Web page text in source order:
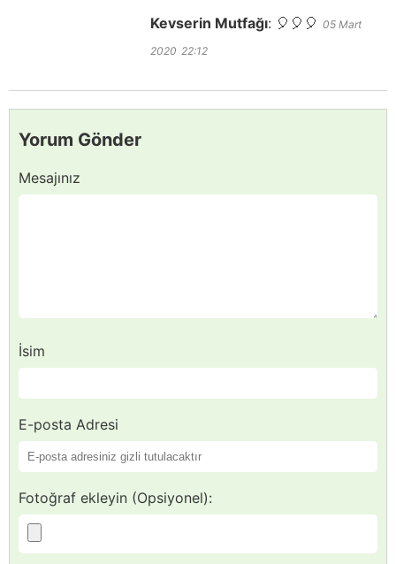
Kevserin Mutfağı: 🎈🎈🎈 05 Mart
2020 22:12
Yorum Gönder
Mesajınız
İsim
E-posta Adresi
Fotoğraf ekleyin (Opsiyonel):